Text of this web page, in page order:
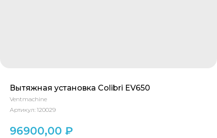
Вытяжная установка Colibri EV650
Ventmachine
Артикул: 120029
96900,00 ₽